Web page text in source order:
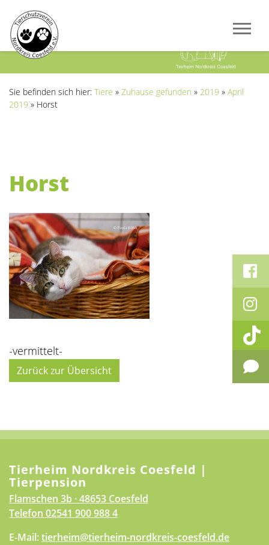
Sie befinden sich hier: Tiere » Zuhause gefunden » 2019 » April
2019 » Horst
Horst
-vermittelt-
Zurück zur Übersicht
Tierheim Nordkreis Coesfeld |
Tierpension
Flamschen 3b · 48653 Coesfeld
Telefon 02541 900 988 4
E-Mail:tierheim@tierheim-nordkreis-coesfeld.de